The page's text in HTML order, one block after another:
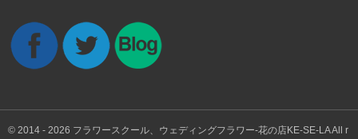
© 2014 - 2026 フラワースクール、ウェディングフラワー-花の店KE-SE-LAAll r